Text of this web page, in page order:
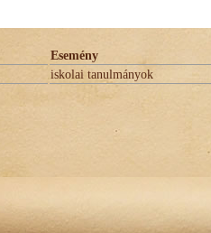
Esemény
iskolai tanulmányok